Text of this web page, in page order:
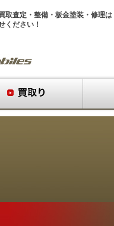
取査定・ 整備・ 板金塗装・ 修理は
ください！